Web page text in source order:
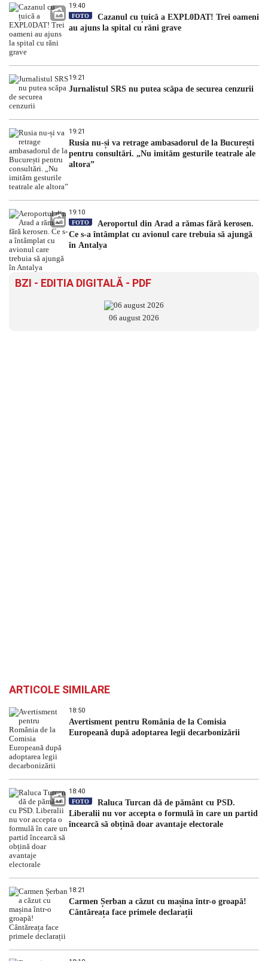
19:40
FOTO
Cazanul cu țuică a EXPL0DAT! Trei oameni
au ajuns la spital cu răni grave
19:21
Jurnalistul SRS nu putea scăpa de securea cenzurii
19:21
Rusia nu-și va retrage ambasadorul de la București
pentru consultări. „Nu imităm gesturile teatrale ale
altora”
19:10
FOTO
Aeroportul din Arad a rămas fără kerosen.
Ce s-a întâmplat cu avionul care trebuia să ajungă
în Antalya
BZI - EDITIA DIGITALĂ - PDF
06 august 2026
ARTICOLE SIMILARE
18:50
Avertisment pentru România de la Comisia
Europeană după adoptarea legii decarbonizării
18:40
FOTO
Raluca Turcan dă de pământ cu PSD.
Liberalii nu vor accepta o formulă în care un partid
încearcă să obțină doar avantaje electorale
18:21
Carmen Șerban a căzut cu mașina într-o groapă!
Cântăreața face primele declarații